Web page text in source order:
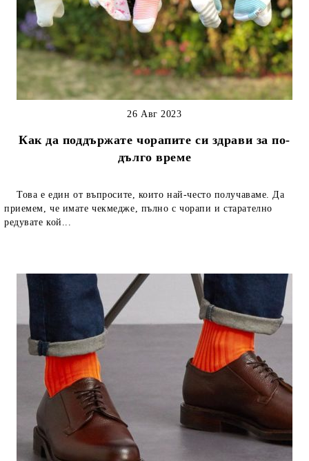
Как да поддържате чорапите си здрави за по-
дълго време
26 Авг 2023
Това е един от въпросите, които най-често получаваме. Да
приемем, че имате чекмедже, пълно с чорапи и старателно
редувате кой...